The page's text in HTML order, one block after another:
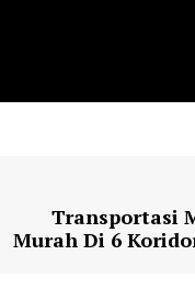
Transportasi
Murah Di 6